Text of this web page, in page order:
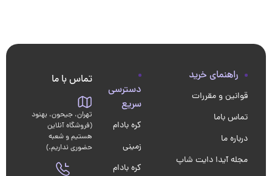
راهنمای خرید
قوانین و مقررات
تماس باما
درباره ما
مجله آیدا دایت شاپ
دسترسی
سریع
کره بادام
زمینی
کره بادام
تماس با ما
تهران، جیحون، بهنود
(فروشگاه آنلاین
هستیم و شعبه
حضوری نداریم.)